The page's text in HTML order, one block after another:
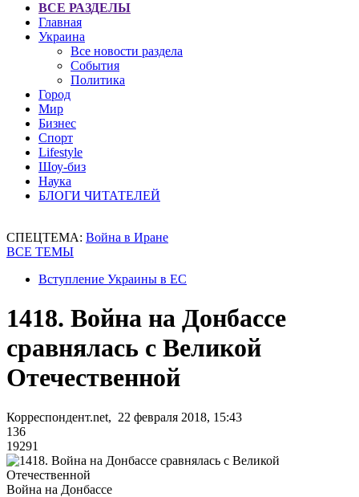
ВСЕ РАЗДЕЛЫ
Главная
Украина
Все новости раздела
События
Политика
Город
Мир
Бизнес
Спорт
Lifestyle
Шоу-биз
Наука
БЛОГИ ЧИТАТЕЛЕЙ
СПЕЦТЕМА: Война в Иране
ВСЕ ТЕМЫ
Вступление Украины в ЕС
1418. Война на Донбассе
сравнялась с Великой
Отечественной
Корреспондент.net, 22 февраля 2018, 15:43
136
19291
Война на Донбассе